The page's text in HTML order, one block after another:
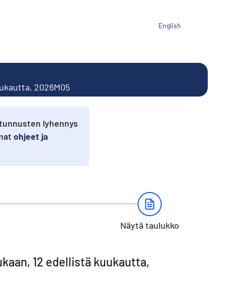
English
2026M05
lyhennys
ohjeet ja
Näytä taulukko
12 edellistä kuukautta,